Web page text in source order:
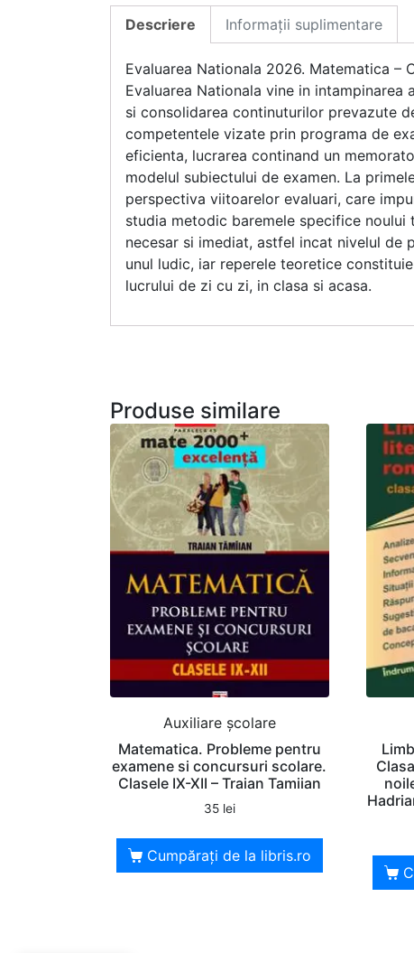
Descriere Informații suplimentare
Evaluarea Nationala 2026. Matematica –
Evaluarea Nationala vine in
si consolidarea continuturilor prevazute
competentele vizate prin programa de
eficienta, lucrarea continand un
modelul subiectului de examen. La
perspectiva viitoarelor evaluari, care
studia metodic baremele specifice
necesar si imediat, astfel incat nivelul de
unul ludic, iar reperele teoretice
lucrului de zi cu zi, in clasa si acasa.
Produse similare
Auxiliare şcolare
Matematica. Probleme pentru
examene si concursuri scolare.
Clasele IX-XII – Traian Tamiian
35 lei
Cumpărați de la libris.ro